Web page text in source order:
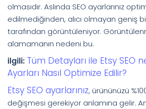
olmasıdır. Aslında SEO ayarlarınız
edilmediğinden, alıcı olmayan geniş
tarafından görüntüleniyor.
alamamanın nedeni bu.
ilgili: Tüm Detayları ile Etsy SEO
Ayarları Nasıl Optimize Edilir?
Etsy SEO ayarlarınız, ürününüzü
değişmesi gerekiyor anlamına gelir.